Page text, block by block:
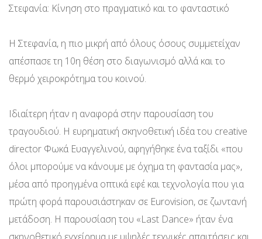
Στεφανία: Κίνηση στο πραγματικό και το φανταστικό
Η Στεφανία, η πιο μικρή από όλους όσους συμμετείχαν
απέσπασε τη 10η θέση στο διαγωνισμό αλλά και το
θερμό χειροκρότημα του κοινού.
Ιδιαίτερη ήταν η αναφορά στην παρουσίαση του
τραγουδιού. Η ευρηματική σκηνοθετική ιδέα του creative
director Φωκά Ευαγγελινού, αφηγήθηκε ένα ταξίδι «που
όλοι μπορούμε να κάνουμε με όχημα τη φαντασία μας»,
μέσα από προηγμένα οπτικά εφέ και τεχνολογία που για
πρώτη φορά παρουσιάστηκαν σε Eurovision, σε ζωντανή
μετάδοση. Η παρουσίαση του «Last Dance» ήταν ένα